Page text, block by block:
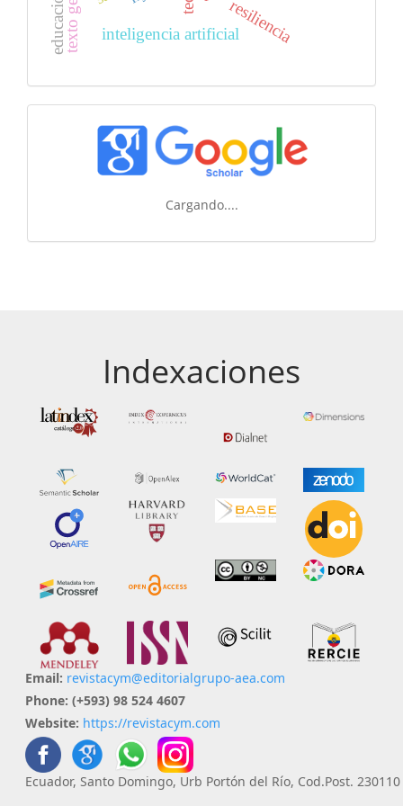
inteligencia artificialresiliencia
Cargando....
Indexaciones
Email: revistacym@editorialgrupo-aea.com
Phone: (+593) 98 524 4607
Website: https://revistacym.com
Ecuador, Santo Domingo, Urb Portón del Río, Cod.Post. 230110